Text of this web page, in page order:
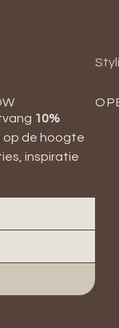
10%
op de hoogte
inspiratie